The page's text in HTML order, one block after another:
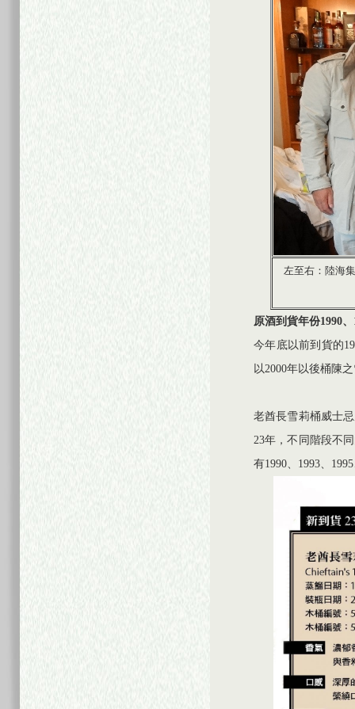
左至右：陸海
原酒到貨年份1990、
今年底以前到貨的
以2000年以後桶陳
老酋長雪莉桶威士
23年，不同階段不
有1990、1993、